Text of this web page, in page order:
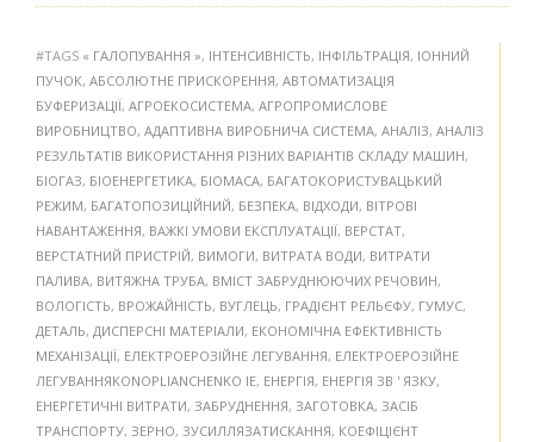
#TAGS « ГАЛОПУВАННЯ », ІНТЕНСИВНІСТЬ, ІНФІЛЬТРАЦІЯ, ІОННИЙ
ПУЧОК, АБСОЛЮТНЕ ПРИСКОРЕННЯ, АВТОМАТИЗАЦІЯ
БУФЕРИЗАЦІЇ, АГРОЕКОСИСТЕМА, АГРОПРОМИСЛОВЕ
ВИРОБНИЦТВО, АДАПТИВНА ВИРОБНИЧА СИСТЕМА, АНАЛІЗ, АНАЛІЗ
РЕЗУЛЬТАТІВ ВИКОРИСТАННЯ РІЗНИХ ВАРІАНТІВ СКЛАДУ МАШИН,
БІОГАЗ, БІОЕНЕРГЕТИКА, БІОМАСА, БАГАТОКОРИСТУВАЦЬКИЙ
РЕЖИМ, БАГАТОПОЗИЦІЙНИЙ, БЕЗПЕКА, ВІДХОДИ, ВІТРОВІ
НАВАНТАЖЕННЯ, ВАЖКІ УМОВИ ЕКСПЛУАТАЦІЇ, ВЕРСТАТ,
ВЕРСТАТНИЙ ПРИСТРІЙ, ВИМОГИ, ВИТРАТА ВОДИ, ВИТРАТИ
ПАЛИВА, ВИТЯЖНА ТРУБА, ВМІСТ ЗАБРУДНЮЮЧИХ РЕЧОВИН,
ВОЛОГІСТЬ, ВРОЖАЙНІСТЬ, ВУГЛЕЦЬ, ГРАДІЄНТ РЕЛЬЄФУ, ГУМУС,
ДЕТАЛЬ, ДИСПЕРСНІ МАТЕРІАЛИ, ЕКОНОМІЧНА ЕФЕКТИВНІСТЬ
МЕХАНІЗАЦІЇ, ЕЛЕКТРОЕРОЗІЙНЕ ЛЕГУВАННЯ, ЕЛЕКТРОЕРОЗІЙНЕ
ЛЕГУВАННЯKONOPLIANCHENKO IE, ЕНЕРГІЯ, ЕНЕРГІЯ ЗВ ' ЯЗКУ,
ЕНЕРГЕТИЧНІ ВИТРАТИ, ЗАБРУДНЕННЯ, ЗАГОТОВКА, ЗАСІБ
ТРАНСПОРТУ, ЗЕРНО, ЗУСИЛЛЯЗАТИСКАННЯ, КОЕФІЦІЄНТ